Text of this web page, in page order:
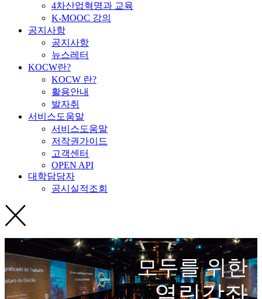
4차산업혁명과 교육
K-MOOC 강의
공지사항
공지사항
뉴스레터
KOCW란?
KOCW 란?
활용안내
발자취
서비스도움말
서비스도움말
저작권가이드
고객센터
OPEN API
대학담당자
공시실적조회
모두를 위한